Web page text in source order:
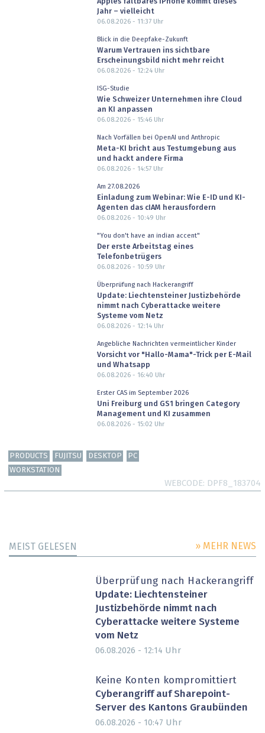
Jahr – vielleicht
06.08.2026 - 11:37Uhr
Blick in die Deepfake-Zukunft
Warum Vertrauen ins sichtbare
Erscheinungsbild nicht mehr reicht
06.08.2026 - 12:24Uhr
ISG-Studie
Wie Schweizer Unternehmen ihre Cloud
an KI anpassen
06.08.2026 - 15:46Uhr
Nach Vorfällen bei OpenAI und Anthropic
Meta-KI bricht aus Testumgebung aus
und hackt andere Firma
06.08.2026 - 14:57Uhr
Am 27.08.2026
Einladung zum Webinar: Wie E-ID und KI-
Agenten das cIAM herausfordern
06.08.2026 - 10:49 Uhr
"You don't have an indian accent"
Der erste Arbeitstag eines
Telefonbetrügers
06.08.2026 - 10:59 Uhr
Überprüfung nach Hackerangriff
Update: Liechtensteiner Justizbehörde
nimmt nach Cyberattacke weitere
Systeme vom Netz
06.08.2026 - 12:14Uhr
Angebliche Nachrichten vermeintlicher Kinder
Vorsicht vor "Hallo-Mama"-Trick per E-Mail
und Whatsapp
06.08.2026 - 16:40 Uhr
Erster CAS im September 2026
Uni Freiburg und GS1 bringen Category
Management und KI zusammen
06.08.2026 - 15:02 Uhr
PRODUCTS FUJITSU DESKTOP
PC
WORKSTATION
WEBCODE DPF8_183704
MEIST GELESEN » MEHR NEWS
Überprüfung nach Hackerangriff
Update: Liechtensteiner
Justizbehörde nimmt nach
Cyberattacke weitere Systeme
vom Netz
06.08.2026 - 12:14 Uhr
Keine Konten kompromittiert
Cyberangriff auf Sharepoint-
Server des Kantons Graubünden
06.08.2026 - 10:47 Uhr